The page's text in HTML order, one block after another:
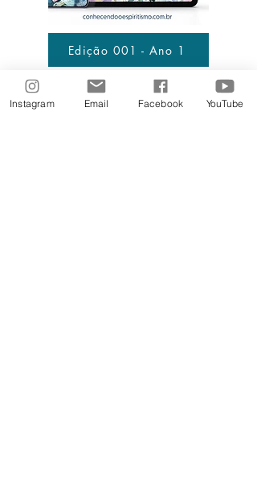
Edição 001 - Ano 1
Instagram Email Facebook YouTube